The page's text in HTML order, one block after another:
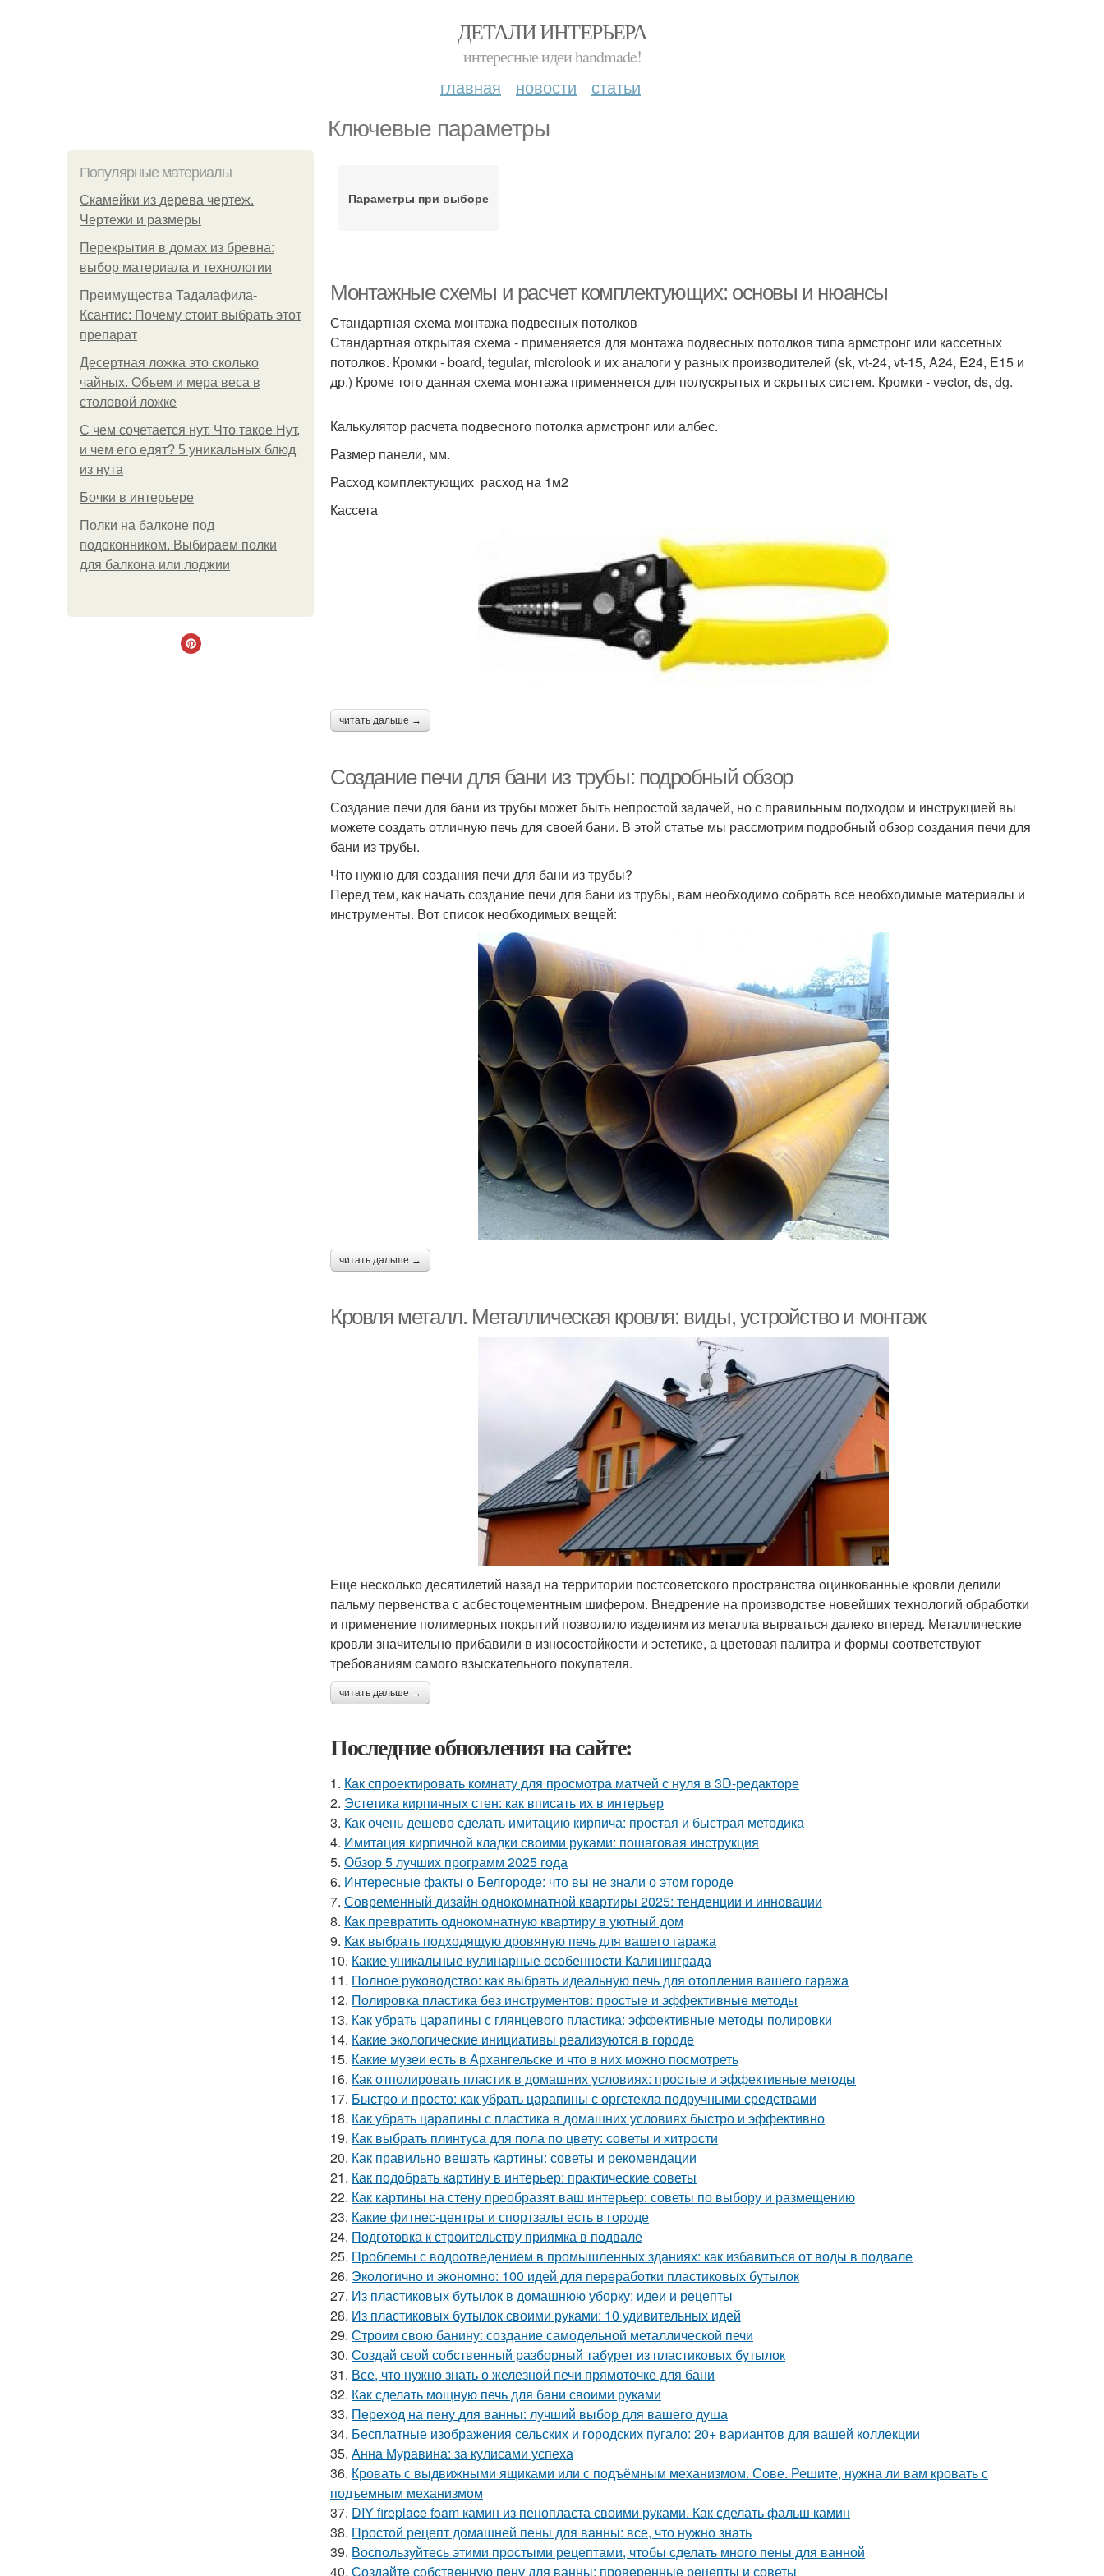
ДЕТАЛИ ИНТЕРЬЕРА
интересные идеи handmade!
главная новости статьи
Ключевые параметры
Популярные материалы
Скамейки из дерева чертеж.
Чертежи и размеры
Перекрытия в домах из бревна:
выбор материала и технологии
Преимущества Тадалафила-
Ксантис: Почему стоит выбрать этот
препарат
Десертная ложка это сколько
чайных. Объем и мера веса в
столовой ложке
С чем сочетается нут. Что такое Нут,
и чем его едят? 5 уникальных блюд
из нута
Бочки в интерьере
Полки на балконе под
подоконником. Выбираем полки
для балкона или лоджии
Параметры при выборе
Монтажные схемы и расчет комплектующих: основы и нюансы
Стандартная схема монтажа подвесных потолков
Стандартная открытая схема - применяется для монтажа подвесных потолков типа армстронг или кассетных
потолков. Кромки - board, tegular, microlook и их аналоги у разных производителей (sk, vt-24, vt-15, A24, E24, E15 и
др.) Кроме того данная схема монтажа применяется для полускрытых и скрытых систем. Кромки - vector, ds, dg.
Калькулятор расчета подвесного потолка армстронг или албес.
Размер панели, мм.
Расход комплектующих расход на 1м2
Кассета
читать дальше →
Создание печи для бани из трубы: подробный обзор
Создание печи для бани из трубы может быть непростой задачей, но с правильным подходом и инструкцией вы
можете создать отличную печь для своей бани. В этой статье мы рассмотрим подробный обзор создания печи для
бани из трубы.
Что нужно для создания печи для бани из трубы?
Перед тем, как начать создание печи для бани из трубы, вам необходимо собрать все необходимые материалы и
инструменты. Вот список необходимых вещей:
читать дальше →
Кровля металл. Металлическая кровля: виды, устройство и монтаж
Еще несколько десятилетий назад на территории постсоветского пространства оцинкованные кровли делили
пальму первенства с асбестоцементным шифером. Внедрение на производстве новейших технологий обработки
и применение полимерных покрытий позволило изделиям из металла вырваться далеко вперед. Металлические
кровли значительно прибавили в износостойкости и эстетике, а цветовая палитра и формы соответствуют
требованиям самого взыскательного покупателя.
читать дальше →
Последние обновления на сайте:
1. Как спроектировать комнату для просмотра матчей с нуля в 3D-редакторе
2. Эстетика кирпичных стен: как вписать их в интерьер
3. Как очень дешево сделать имитацию кирпича: простая и быстрая методика
4. Имитация кирпичной кладки своими руками: пошаговая инструкция
5. Обзор 5 лучших программ 2025 года
6. Интересные факты о Белгороде: что вы не знали о этом городе
7. Современный дизайн однокомнатной квартиры 2025: тенденции и инновации
8. Как превратить однокомнатную квартиру в уютный дом
9. Как выбрать подходящую дровяную печь для вашего гаража
10. Какие уникальные кулинарные особенности Калининграда
11. Полное руководство: как выбрать идеальную печь для отопления вашего гаража
12. Полировка пластика без инструментов: простые и эффективные методы
13. Как убрать царапины с глянцевого пластика: эффективные методы полировки
14. Какие экологические инициативы реализуются в городе
15. Какие музеи есть в Архангельске и что в них можно посмотреть
16. Как отполировать пластик в домашних условиях: простые и эффективные методы
17. Быстро и просто: как убрать царапины с оргстекла подручными средствами
18. Как убрать царапины с пластика в домашних условиях быстро и эффективно
19. Как выбрать плинтуса для пола по цвету: советы и хитрости
20. Как правильно вешать картины: советы и рекомендации
21. Как подобрать картину в интерьер: практические советы
22. Как картины на стену преобразят ваш интерьер: советы по выбору и размещению
23. Какие фитнес-центры и спортзалы есть в городе
24. Подготовка к строительству приямка в подвале
25. Проблемы с водоотведением в промышленных зданиях: как избавиться от воды в подвале
26. Экологично и экономно: 100 идей для переработки пластиковых бутылок
27. Из пластиковых бутылок в домашнюю уборку: идеи и рецепты
28. Из пластиковых бутылок своими руками: 10 удивительных идей
29. Строим свою банину: создание самодельной металлической печи
30. Создай свой собственный разборный табурет из пластиковых бутылок
31. Все, что нужно знать о железной печи прямоточке для бани
32. Как сделать мощную печь для бани своими руками
33. Переход на пену для ванны: лучший выбор для вашего душа
34. Бесплатные изображения сельских и городских пугало: 20+ вариантов для вашей коллекции
35. Анна Муравина: за кулисами успеха
36. Кровать с выдвижными ящиками или с подъёмным механизмом. Сове. Решите, нужна ли вам кровать с
подъемным механизмом
37. DIY fireplace foam камин из пенопласта своими руками. Как сделать фальш камин
38. Простой рецепт домашней пены для ванны: все, что нужно знать
39. Воспользуйтесь этими простыми рецептами, чтобы сделать много пены для ванной
40. Создайте собственную пену для ванны: проверенные рецепты и советы